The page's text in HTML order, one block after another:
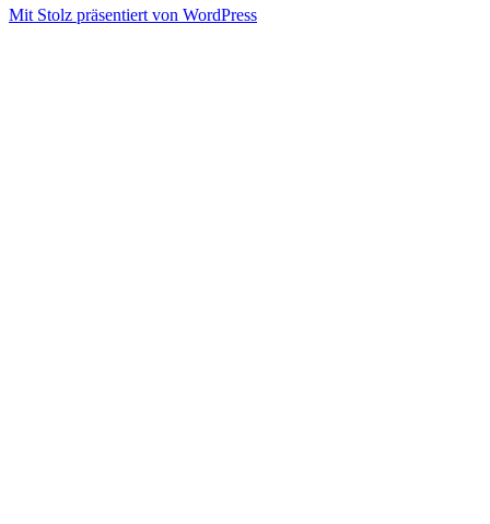
Mit Stolz präsentiert von WordPress